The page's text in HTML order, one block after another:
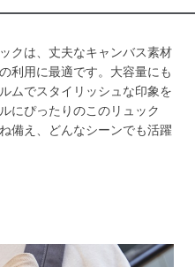
クは、丈夫なキャンバス素材
利用に最適です。大容量にも
ムでスタイリッシュな印象を
にぴったりのこのリュック
備え、どんなシーンでも活躍